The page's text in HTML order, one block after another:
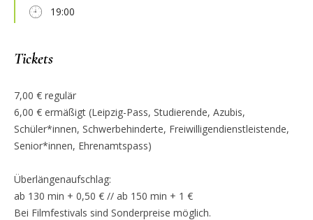
19:00
Tickets
7,00 € regulär
6,00 € ermäßigt (Leipzig-Pass, Studierende, Azubis,
Schüler*innen, Schwerbehinderte, Freiwilligendienstleistende,
Senior*innen, Ehrenamtspass)
Überlängenaufschlag:
ab 130 min + 0,50 € // ab 150 min + 1 €
Bei Filmfestivals sind Sonderpreise möglich.